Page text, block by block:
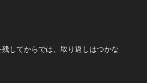
してからでは、取り返しはつかな